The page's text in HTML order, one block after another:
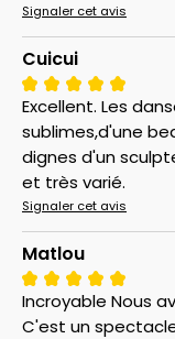
Signaler cet avis
Cuicui
Excellent. Les
sublimes,d'une
dignes d'un
et très varié.
Signaler cet avis
Matlou
Incroyable Nous
C'est un